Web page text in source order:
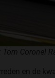
Tom Coronel
en de